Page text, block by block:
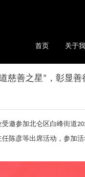
首页 关于
慈善之星”，彰显
邀参加北仑区白峰街道
陈彦等出席活动，参加